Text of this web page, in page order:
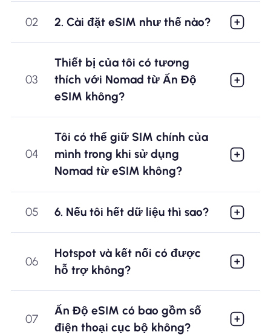
02 2. Cài đặt eSIM như thế nào?
03
Thiết bị của tôi có tương
thích với Nomad từ Ấn Độ
eSIM không?
04
Tôi có thể giữ SIM chính của
mình trong khi sử dụng
Nomad từ eSIM không?
05 6. Nếu tôi hết dữ liệu thì sao?
06
Hotspot và kết nối có được
hỗ trợ không?
07
Ấn Độ eSIM có bao gồm số
điện thoại cục bộ không?